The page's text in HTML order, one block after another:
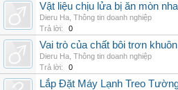
Vật liệu chịu lửa bị ăn mòn
Dieru Ha Thông tin doanh nghiệp
Trả lời:
0
Vai trò của chất bôi trơn
Dieru Ha Thông tin doanh nghiệp
Trả lời:
0
Lắp Đặt Máy Lạnh Treo